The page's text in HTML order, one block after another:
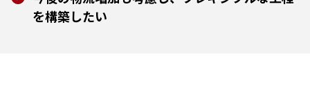
を構築したい